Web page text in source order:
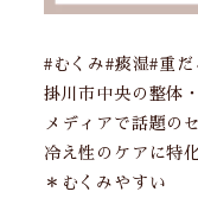
#むくみ#痰湿#重
掛川市中央の整体
メディアで話題の
冷え性のケアに特
＊むくみやすい